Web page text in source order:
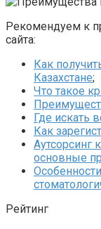
Рекомендуем к
сайта:
Как
Казахстане;
Что такое
Где искать
Как
Аутсорсинг
основные
Рейтинг